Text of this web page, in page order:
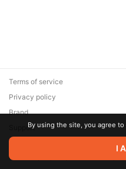
© 2026 Zaya Solutions
are the property of their
Terms of service
Privacy policy
Brand
SupportBy using the site, you agree
I